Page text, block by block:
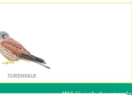
TORENVALK